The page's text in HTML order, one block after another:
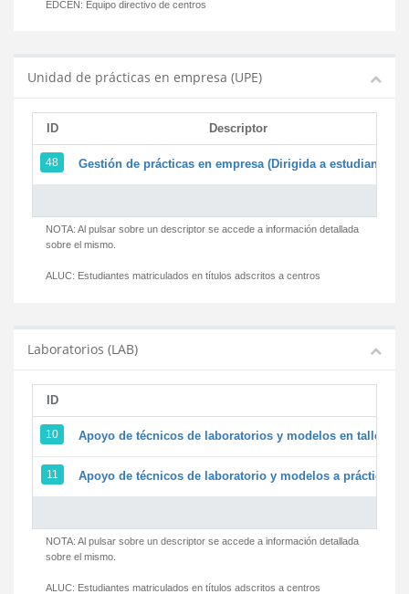
EDCEN: Equipo directivo de centros
Unidad de prácticas en empresa (UPE)
ID Descriptor
48 Gestión de prácticas en empresa (Dirigida a estudiantes)
NOTA: Al pulsar sobre un descriptor se accede a información detallada
sobre el mismo.
ALUC: Estudiantes matriculados en títulos adscritos a centros
Laboratorios (LAB)
ID
10 Apoyo de técnicos de laboratorios y modelos en
11 Apoyo de técnicos de laboratorio y modelos a prácticas
NOTA: Al pulsar sobre un descriptor se accede a información detallada
sobre el mismo.
ALUC: Estudiantes matriculados en títulos adscritos a centros